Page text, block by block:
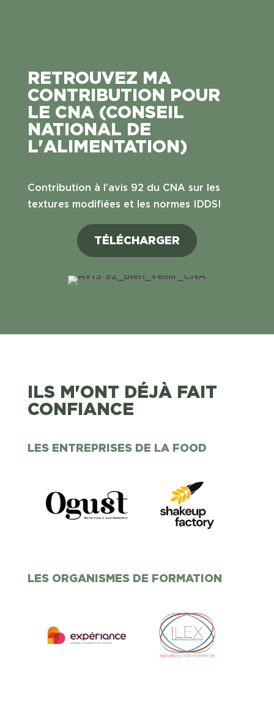
RETROUVEZ MA
CONTRIBUTION POUR
LE CNA (CONSEIL
NATIONAL DE
L'ALIMENTATION)
Contribution à l’avis 92 du CNA sur les
textures modifiées et les normes IDDSI
TÉLÉCHARGER
ILS M'ONT DÉJÀ FAIT
CONFIANCE
LES ENTREPRISES DE LA FOOD
LES ORGANISMES DE FORMATION